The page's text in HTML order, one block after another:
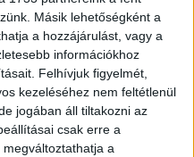
Másik lehetőségként a
a hozzájárulást, vagy a
információkhoz
Felhívjuk figyelmét,
kezeléséhez nem feltétlenül
jogában áll tiltakozni az
csak erre a
a
(#176437)